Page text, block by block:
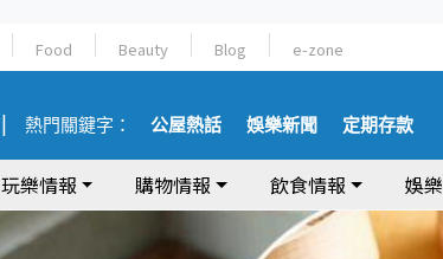
Food Beauty Blog e-zone
熱門關鍵字： 公屋熱話 娛樂新聞 定期存款
玩樂情報 購物情報 飲食情報 娛樂